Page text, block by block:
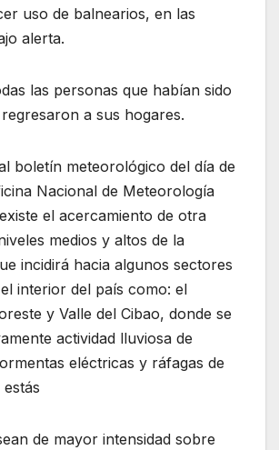
uso de balnearios, en las
alerta.
las personas que habían sido
a sus hogares.
boletín meteorológico del día de
Nacional de Meteorología
el acercamiento de otra
medios y altos de la
incidirá hacia algunos sectores
interior del país como: el
y Valle del Cibao, donde se
actividad lluviosa de
eléctricas y ráfagas de
de mayor intensidad sobre